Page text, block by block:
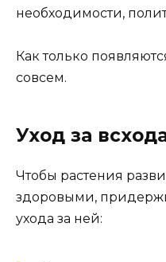
необходимости,
Как только
совсем.
Уход за
Чтобы растения
здоровыми,
ухода за ней: